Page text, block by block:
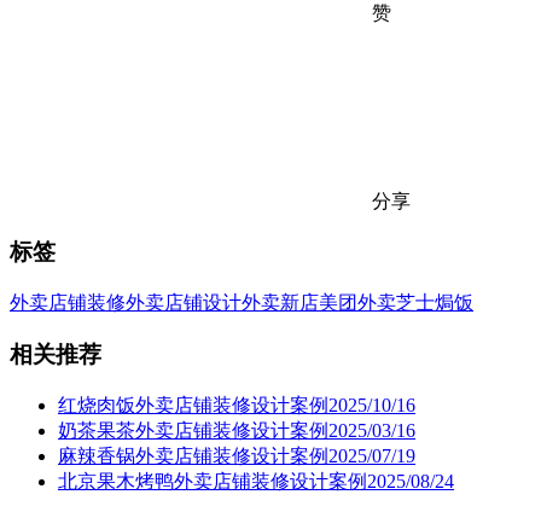
赞
分享
标签
外卖店铺装修外卖店铺设计外卖新店美团外卖芝士焗饭
相关推荐
红烧肉饭外卖店铺装修设计案例2025/10/16
奶茶果茶外卖店铺装修设计案例2025/03/16
麻辣香锅外卖店铺装修设计案例2025/07/19
北京果木烤鸭外卖店铺装修设计案例2025/08/24